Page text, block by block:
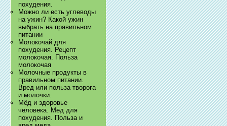
похудения.
Можно ли есть углеводы
на ужин? Какой ужин
выбрать на правильном
питании
Молокочай для
похудения. Рецепт
молокочая. Польза
молокочая
Молочные продукты в
правильном питании.
Вред или польза творога
и молочки.
Мёд и здоровье
человека. Мед для
похудения. Польза и